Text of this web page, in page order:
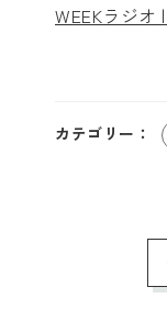
WEEKラジオ
カテゴリー：